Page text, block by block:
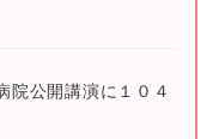
公開講演に１０４